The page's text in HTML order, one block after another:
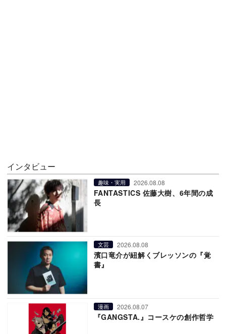
インタビュー
趣味・実用 2026.08.08
FANTASTICS 佐藤大樹、6年間の成
長
文芸 2026.08.08
濱口竜介が紐解くブレッソンの『覚
書』
漫画 2026.08.07
『GANGSTA.』コースケの創作哲学